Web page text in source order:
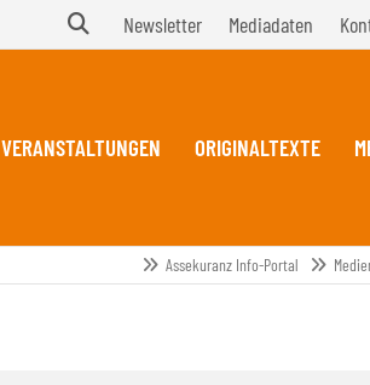
Newsletter Mediadaten
VERANSTALTUNGEN ORIGINALTEXTE
Assekuranz Info-Portal